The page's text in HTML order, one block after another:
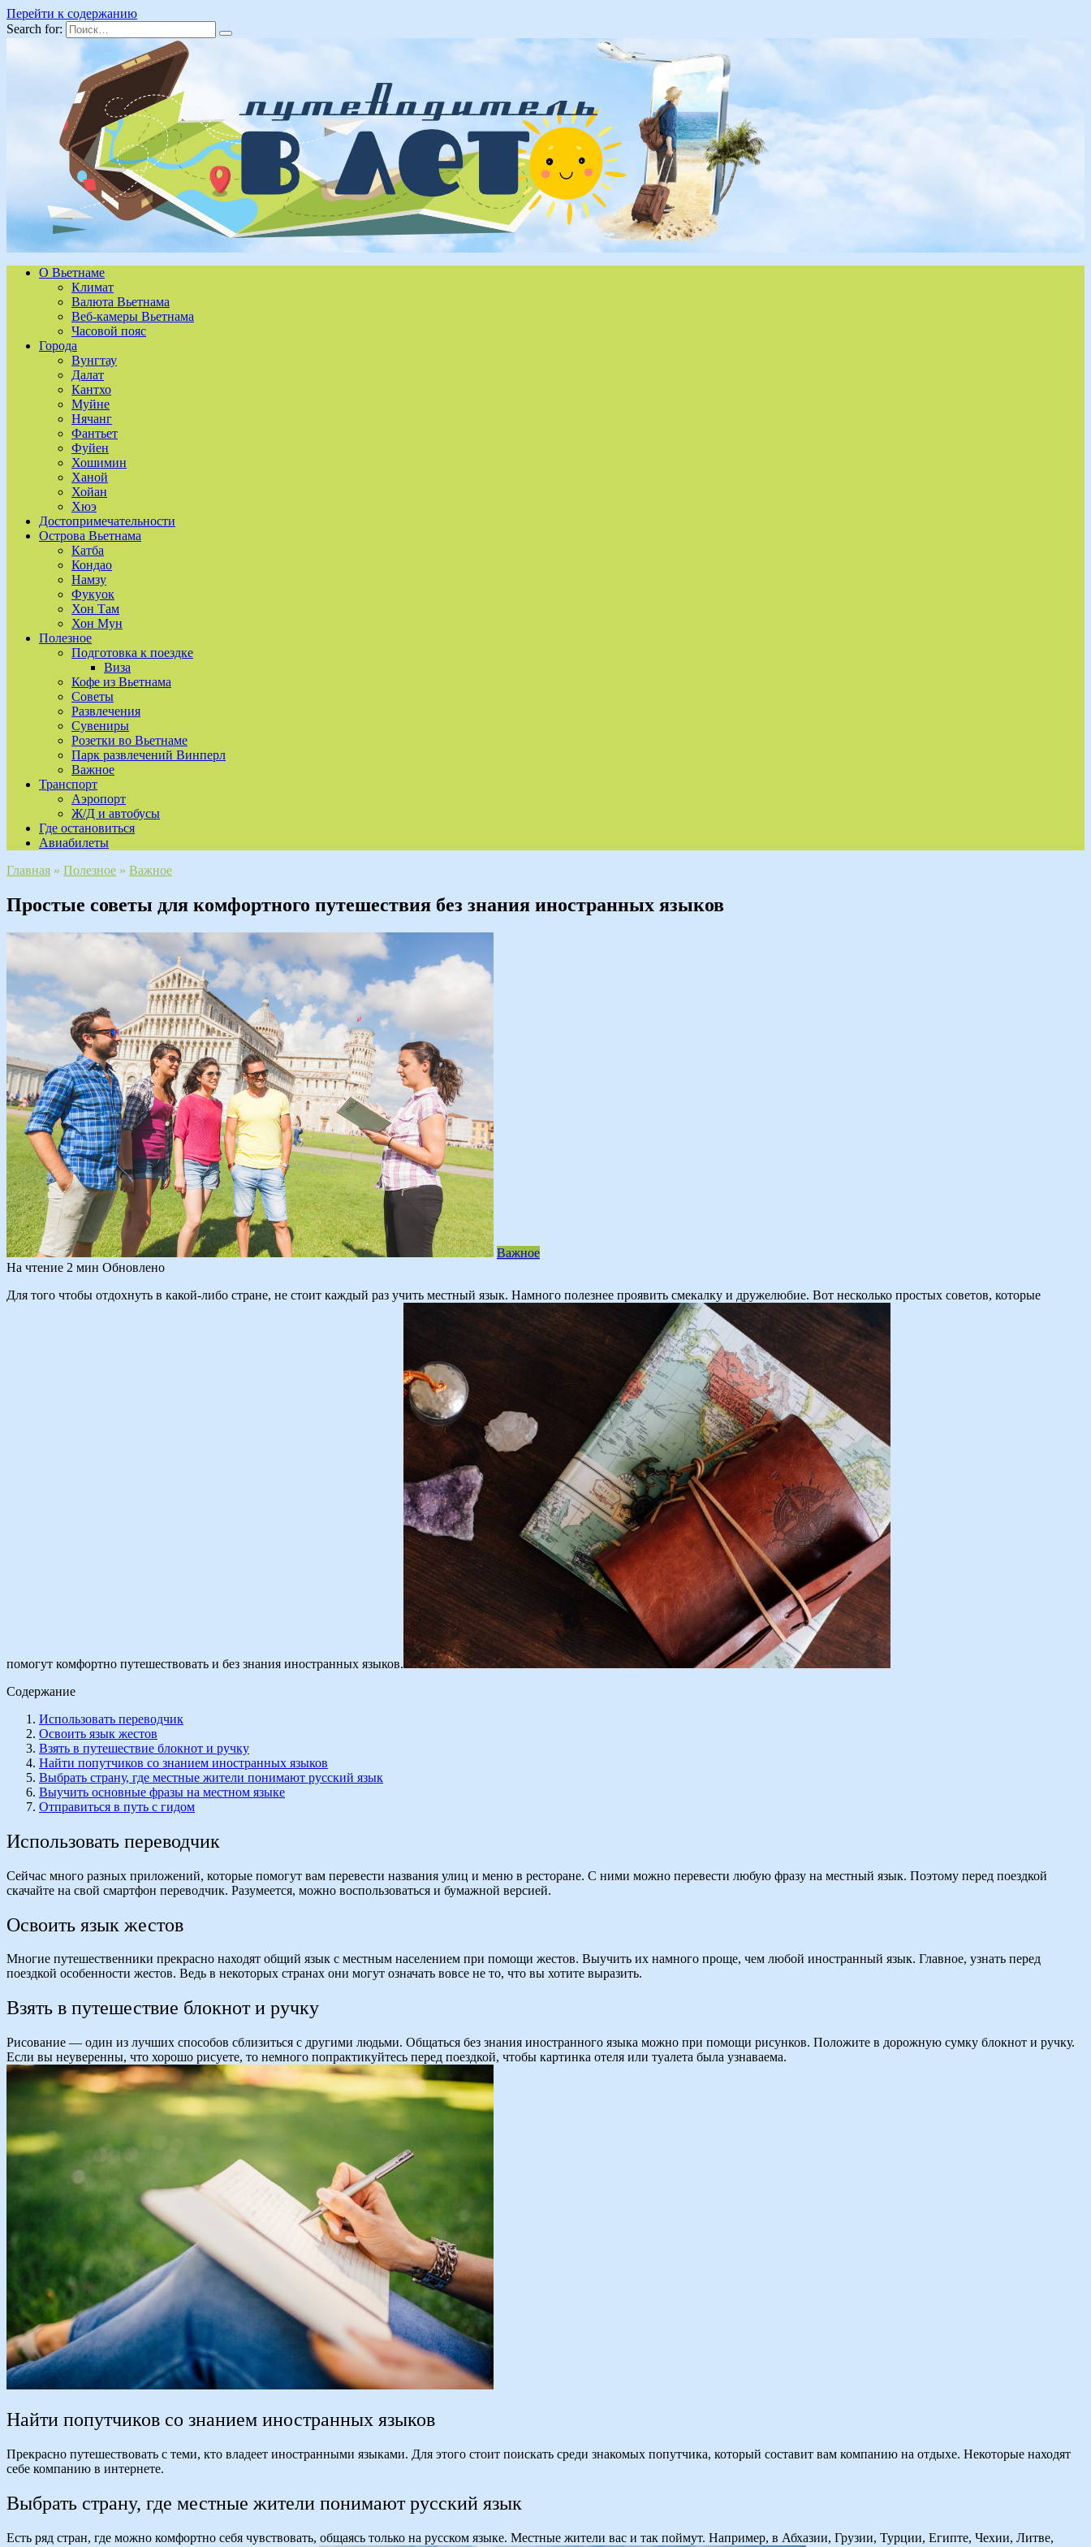
Перейти к содержанию
Search for:
О Вьетнаме
Климат
Валюта Вьетнама
Веб-камеры Вьетнама
Часовой пояс
Города
Вунгтау
Далат
Кантхо
Муйне
Нячанг
Фантьет
Фуйен
Хошимин
Ханой
Хойан
Хюэ
Достопримечательности
Острова Вьетнама
Катба
Кондао
Намзу
Фукуок
Хон Там
Хон Мун
Полезное
Подготовка к поездке
Виза
Кофе из Вьетнама
Советы
Развлечения
Сувениры
Розетки во Вьетнаме
Парк развлечений Винперл
Важное
Транспорт
Аэропорт
Ж/Д и автобусы
Где остановиться
Авиабилеты
Главная » Полезное » Важное
Простые советы для комфортного путешествия без знания иностранных языков
Важное
На чтение 2 мин Обновлено
Для того чтобы отдохнуть в какой-либо стране, не стоит каждый раз учить местный язык. Намного полезнее проявить смекалку и дружелюбие. Вот несколько простых советов, которые
помогут комфортно путешествовать и без знания иностранных языков.
Содержание
Использовать переводчик
Освоить язык жестов
Взять в путешествие блокнот и ручку
Найти попутчиков со знанием иностранных языков
Выбрать страну, где местные жители понимают русский язык
Выучить основные фразы на местном языке
Отправиться в путь с гидом
Использовать переводчик
Сейчас много разных приложений, которые помогут вам перевести названия улиц и меню в ресторане. С ними можно перевести любую фразу на местный язык. Поэтому перед поездкой
скачайте на свой смартфон переводчик. Разумеется, можно воспользоваться и бумажной версией.
Освоить язык жестов
Многие путешественники прекрасно находят общий язык с местным населением при помощи жестов. Выучить их намного проще, чем любой иностранный язык. Главное, узнать перед
поездкой особенности жестов. Ведь в некоторых странах они могут означать вовсе не то, что вы хотите выразить.
Взять в путешествие блокнот и ручку
Рисование — один из лучших способов сблизиться с другими людьми. Общаться без знания иностранного языка можно при помощи рисунков. Положите в дорожную сумку блокнот и ручку.
Если вы неуверенны, что хорошо рисуете, то немного попрактикуйтесь перед поездкой, чтобы картинка отеля или туалета была узнаваема.
Найти попутчиков со знанием иностранных языков
Прекрасно путешествовать с теми, кто владеет иностранными языками. Для этого стоит поискать среди знакомых попутчика, который составит вам компанию на отдыхе. Некоторые находят
себе компанию в интернете.
Выбрать страну, где местные жители понимают русский язык
Есть ряд стран, где можно комфортно себя чувствовать, общаясь только на русском языке. Местные жители вас и так поймут. Например, в Абхазии, Грузии, Турции, Египте, Чехии, Литве,